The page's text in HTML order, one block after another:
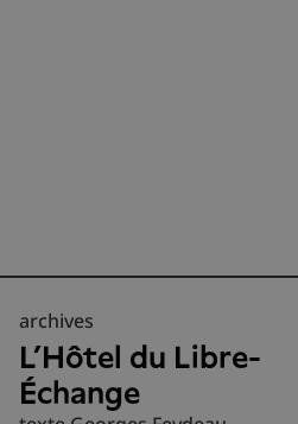
archives
L’Hôtel du Libre-
Échange